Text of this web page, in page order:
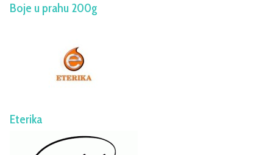
Boje u prahu 200g
Eterika